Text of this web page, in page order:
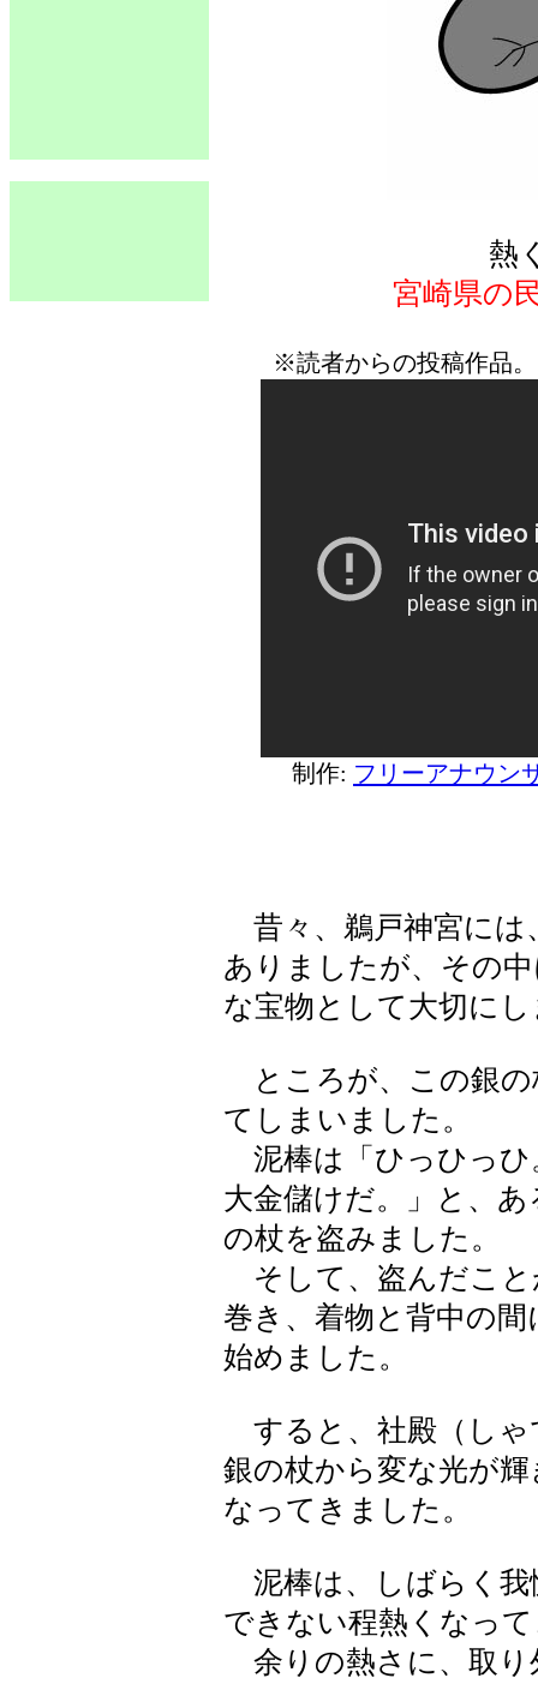
熱
宮崎県の
※読者からの投稿作品
制作: フリーアナウン
昔々、鵜戸神宮には
ありましたが、その
な宝物として大切に
ところが、この銀の
てしまいました。
泥棒は「ひっひっひ
大金儲けだ。」と、
の杖を盗みました。
そして、盗んだこと
巻き、着物と背中の
始めました。
すると、社殿（しゃ
銀の杖から変な光が
なってきました。
泥棒は、しばらく我
できない程熱くなっ
余りの熱さに、取り